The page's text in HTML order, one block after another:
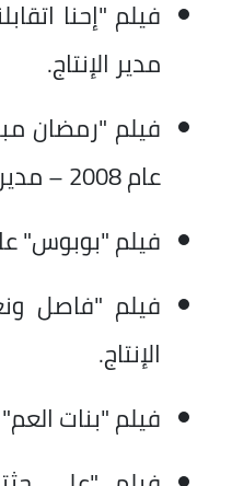
مدير الإنتاج.
فيلم "رمضان
عام 2008 – مدير الإنتاج.
فيلم "بوبوس" عام 2009 – مدير
الإنتاج.
فيلم "بنات العم" عام 2012 –